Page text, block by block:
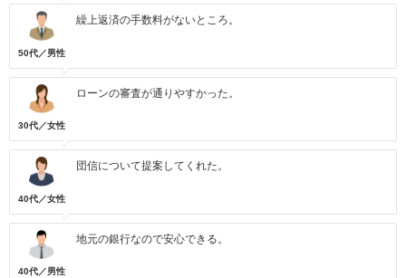
50代／男性
繰上返済の手数料がないところ。
30代／女性
ローンの審査が通りやすかった。
40代／女性
団信について提案してくれた。
40代／男性
地元の銀行なので安心できる。